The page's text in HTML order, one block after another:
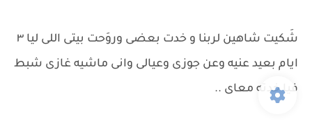
شَكيت شاهين لربنا و خدت بعضى وروَحت بيتى اللى ليا ٣
ايام بعيد عنيه وعن جوزى وعيالى وانى ماشيه غازى شبط
فيا خدته معاى ..